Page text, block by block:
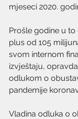
mjeseci 2020.
Prošle godine u
plus od 105
svom internom
izvještaju,
odlukom o
pandemije
Vladina odluka o